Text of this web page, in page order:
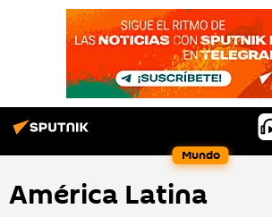
Mundo
América Latina